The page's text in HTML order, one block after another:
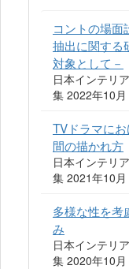
コントの場
抽出に関する
対象として－
日本インテリ
集 2022年10月
TVドラマに
間の描かれ方
日本インテリ
集 2021年10月
多様な性を考
み
日本インテリ
集 2020年10月